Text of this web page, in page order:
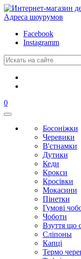
Адреса шоурумов
Facebook
Instagramm
0
Босоніжки
Черевики
В'єтнамки
Дутики
Кеди
Крокси
Кросівки
Мокасини
Пінетки
Гумові
Чоботи
Взуття що
Сліпоны
Капці
Термо